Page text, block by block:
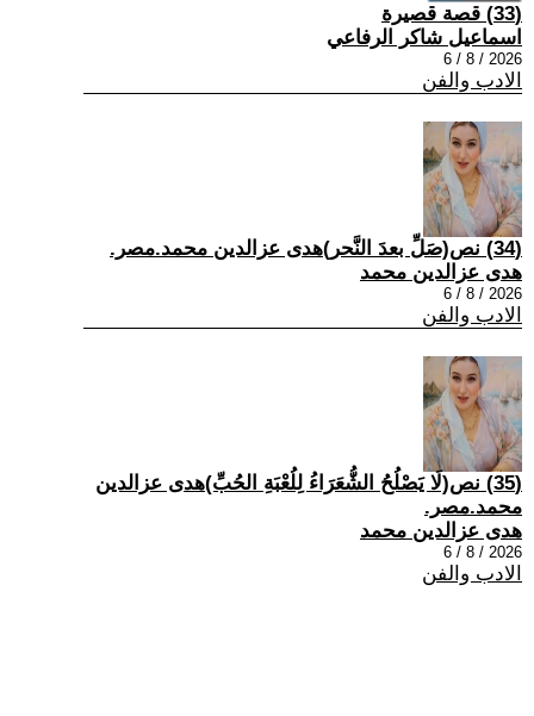
(33) قصة قصيرة
اسماعيل شاكر الرفاعي
2026 / 8 / 6
الادب والفن
(34) نص(صَلِّ بعدَ النَّحر)هدى عزالدين محمد.مصر.
هدى عزالدين محمد
2026 / 8 / 6
الادب والفن
(35) نص(لَا يَصْلُحُ الشُّعَرَاءُ لِلُعْبَةِ الحُبِّ)هدى عزالدين
محمد.مصر.
هدى عزالدين محمد
2026 / 8 / 6
الادب والفن